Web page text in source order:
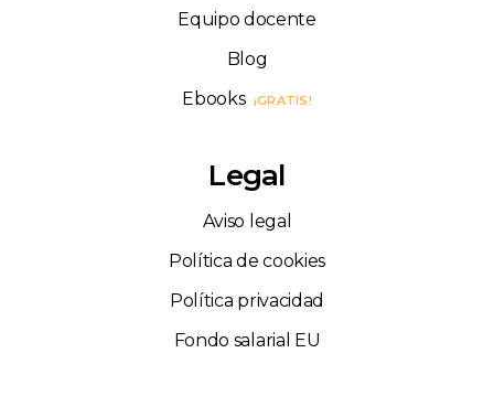
Equipo docente
Blog
Ebooks ¡GRATIS!
Legal
Aviso legal
Política de cookies
Política privacidad
Fondo salarial EU